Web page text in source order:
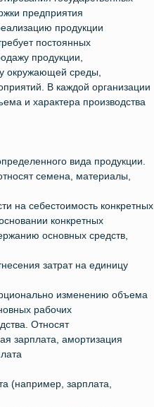
предприятия
продукции
постоянных
продукции,
окружающей среды,
В каждой организации
и характера производства
вида продукции.
семена, материалы,
на себестоимость конкретных
конкретных
основных средств,
затрат на единицу
изменению объема
рабочих
Относят
зарплата, амортизация
(например, зарплата,